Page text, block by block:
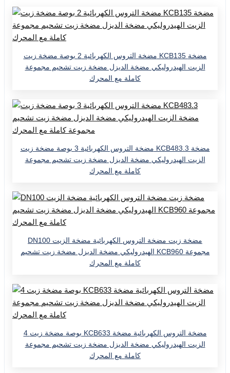
مضخة التروس الكهربائية 2 بوصة مضخة زيت KCB135 مضخة
الزيت الهيدروليكي مضخة الديزل مضخة زيت تشحيم مجموعة
كاملة مع المحرك
مضخة التروس الكهربائية 3 بوصة مضخة زيت KCB483.3 مضخة
الزيت الهيدروليكي مضخة الديزل مضخة زيت تشحيم مجموعة
كاملة مع المحرك
DN100 مضخة زيت مضخة التروس الكهربائية مضخة الزيت
الهيدروليكي مضخة الديزل مضخة زيت تشحيم KCB960 مجموعة
كاملة مع المحرك
4 بوصة مضخة زيت KCB633 مضخة التروس الكهربائية مضخة
الزيت الهيدروليكي مضخة الديزل مضخة زيت تشحيم مجموعة
كاملة مع المحرك